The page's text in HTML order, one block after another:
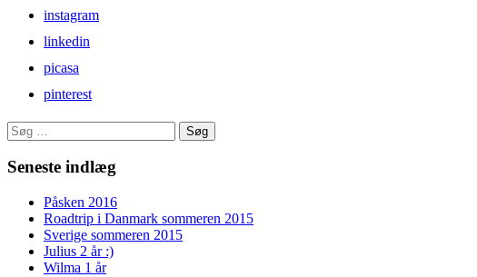
instagram
linkedin
picasa
pinterest
Søg
efter:
Seneste indlæg
Påsken 2016
Roadtrip i Danmark sommeren 2015
Sverige sommeren 2015
Julius 2 år :)
Wilma 1 år